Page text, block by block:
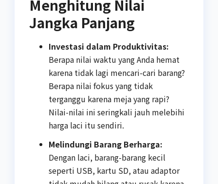
Menghitung Nilai
Jangka Panjang
Investasi dalam Produktivitas:
Berapa nilai waktu yang Anda hemat
karena tidak lagi mencari-cari barang?
Berapa nilai fokus yang tidak
terganggu karena meja yang rapi?
Nilai-nilai ini seringkali jauh melebihi
harga laci itu sendiri.
Melindungi Barang Berharga:
Dengan laci, barang-barang kecil
seperti USB, kartu SD, atau adaptor